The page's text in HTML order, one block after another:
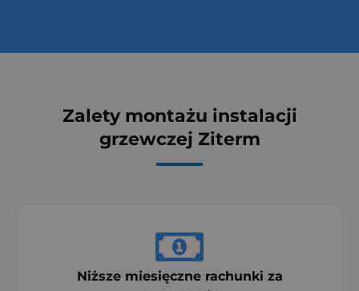
Zalety montażu instalacji
grzewczej Ziterm
Niższe miesięczne rachunki za